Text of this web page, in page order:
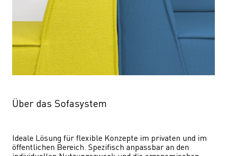
Über das Sofasystem
Ideale Lösung für flexible Konzepte im privaten und im
öffentlichen Bereich. Spezifisch anpassbar an den